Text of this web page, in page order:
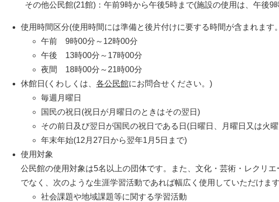
その他公民館(21館)：午前9時から午後5時まで(施設の使用は、午後9
使用時間区分(使用時間には準備と後片付けに要する時間が含まれます
午前 9時00分～12時00分
午後 13時00分～17時00分
夜間 18時00分～21時00分
休館日(くわしくは、 各公民館にお問合せください。)
毎週月曜日
国民の祝日(祝日が月曜日のときはその翌日)
その前日及び翌日が国民の祝日である日(日曜日、月曜日又は火
年末年始(12月27日から翌年1月5日まで)
使用対象
公民館の使用対象は5名以上の団体です。また、文化・芸術・レクリ
でなく、次のような生涯学習活動であれば幅広く使用していただけます
社会課題や地域課題等に関する学習活動